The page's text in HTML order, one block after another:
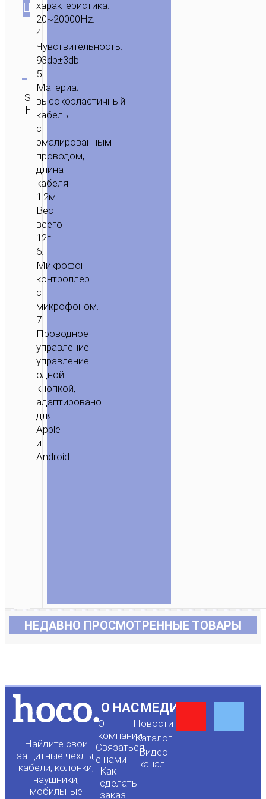
ГЛАВНАЯ
НАУШНИКИ / ПРОВОДНЫЕ
НАУШНИКИ
3.5ММ
PROPER
ЦВЕТ
Очистить
SKU:
Н/Д
Категория:
Проводные
наушники
ОТПРАВИТЬ
характеристика:
20~20000Hz.
4.
Чувствительность:
93db±3db.
5.
Материал:
высокоэластичный
кабель
с
эмалированным
проводом,
длина
кабеля:
1.2м.
Вес
всего
12г.
6.
Микрофон:
контроллер
с
микрофоном.
7.
Проводное
управление:
управление
одной
кнопкой,
адаптировано
для
Apple
и
Android.
НЕДАВНО ПРОСМОТРЕННЫЕ ТОВАРЫ
Найдите свои
защитные чехлы,
кабели, колонки,
наушники,
мобильные
О НАС
О
компании
Связаться
с нами
Как
сделать
заказ
МЕДИА
Новости
Каталог
Видео
канал